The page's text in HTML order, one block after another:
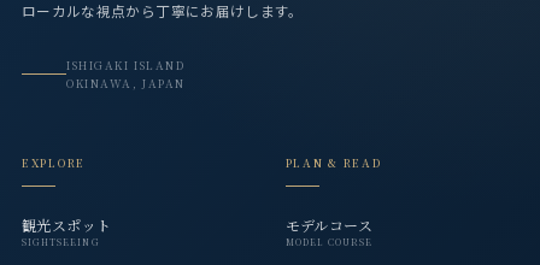
ローカルな視点から丁寧にお届けします。
ISHIGAKI ISLAND
OKINAWA, JAPAN
EXPLORE
観光スポット
SIGHTSEEING
PLAN & READ
モデルコース
MODEL COURSE